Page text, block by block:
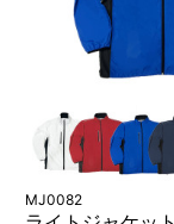
MJ0082